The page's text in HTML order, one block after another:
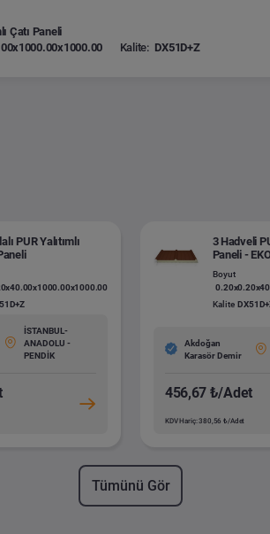
Çatı Paneli
Kalite: DX51D+Z
PUR Yalıtımlı
İSTANBUL-
ANADOLU -
PENDİK
3 Hadveli
Paneli -
Boyut
Kalite
Akdoğan
Karasör Demir
456,67 ₺/Adet
KDV Hariç: 380,56 ₺/Adet
Tümünü Gör